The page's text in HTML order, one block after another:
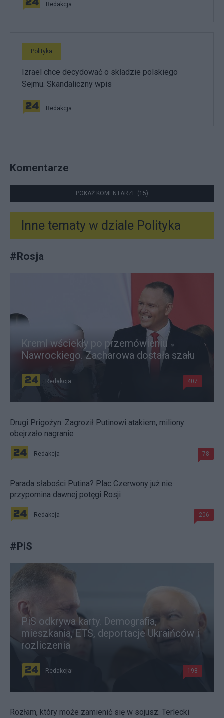
Redakcja
Polityka
Izrael chce decydować o składzie polskiego
Sejmu. Skandaliczny wpis
Redakcja
Komentarze
POKAŻ KOMENTARZE (15)
Inne tematy w dziale Polityka
#Rosja
Kreml wściekły po przemówieniu
Nawrockiego. Zacharowa dostała szału
Redakcja 407
Drugi Prigożyn. Zagroził Putinowi atakiem, miliony
obejrzało nagranie
Redakcja 78
Parada słabości Putina? Plac Czerwony już nie
przypomina dawnej potęgi Rosji
Redakcja 206
#PiS
PiS odkrywa karty. Demografia,
mieszkania, ETS, deportacje Ukraińców i
rozliczenia
Redakcja 198
Rozłam, który może zamienić się w sojusz. Terlecki